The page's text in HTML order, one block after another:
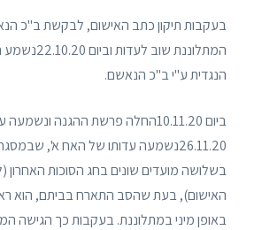
בעקבות תיקון כתב האישום, לבקשת ב"כ
המתלוננת שוב
הנגדית ע"י ב"כ הנאשם.
ביום 10.11.20החלה פרשת ההגנה
26.11.20נשמעה עדותו של האח א',
בשלושה מועדים שונים בחג הסוכות
האישום), בעת שהסב התארח בביתם, הוא
באופן מיני במתלוננת. בעקבות כך הגישה